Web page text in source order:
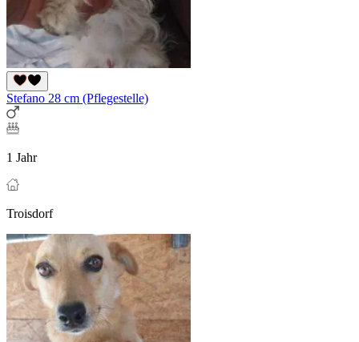
Stefano 28 cm (Pflegestelle)
1 Jahr
Troisdorf